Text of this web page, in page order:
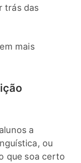
trás das
mais
a
ou
que soa certo